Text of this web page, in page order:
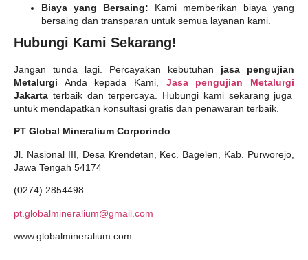
Biaya yang Bersaing: Kami memberikan biaya yang
bersaing dan transparan untuk semua layanan kami.
Hubungi Kami Sekarang!
Jangan tunda lagi. Percayakan kebutuhan jasa pengujian
Metalurgi Anda kepada Kami, Jasa pengujian Metalurgi
Jakarta terbaik dan terpercaya. Hubungi kami sekarang juga
untuk mendapatkan konsultasi gratis dan penawaran terbaik.
PT Global Mineralium Corporindo
Jl. Nasional III, Desa Krendetan, Kec. Bagelen, Kab. Purworejo,
Jawa Tengah 54174
(0274) 2854498
pt.globalmineralium@gmail.com
www.globalmineralium.com